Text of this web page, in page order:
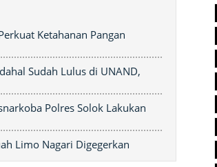
Ketahanan Pangan
Sudah Lulus di UNAND,
Polres Solok Lakukan
Limo Nagari Digegerkan